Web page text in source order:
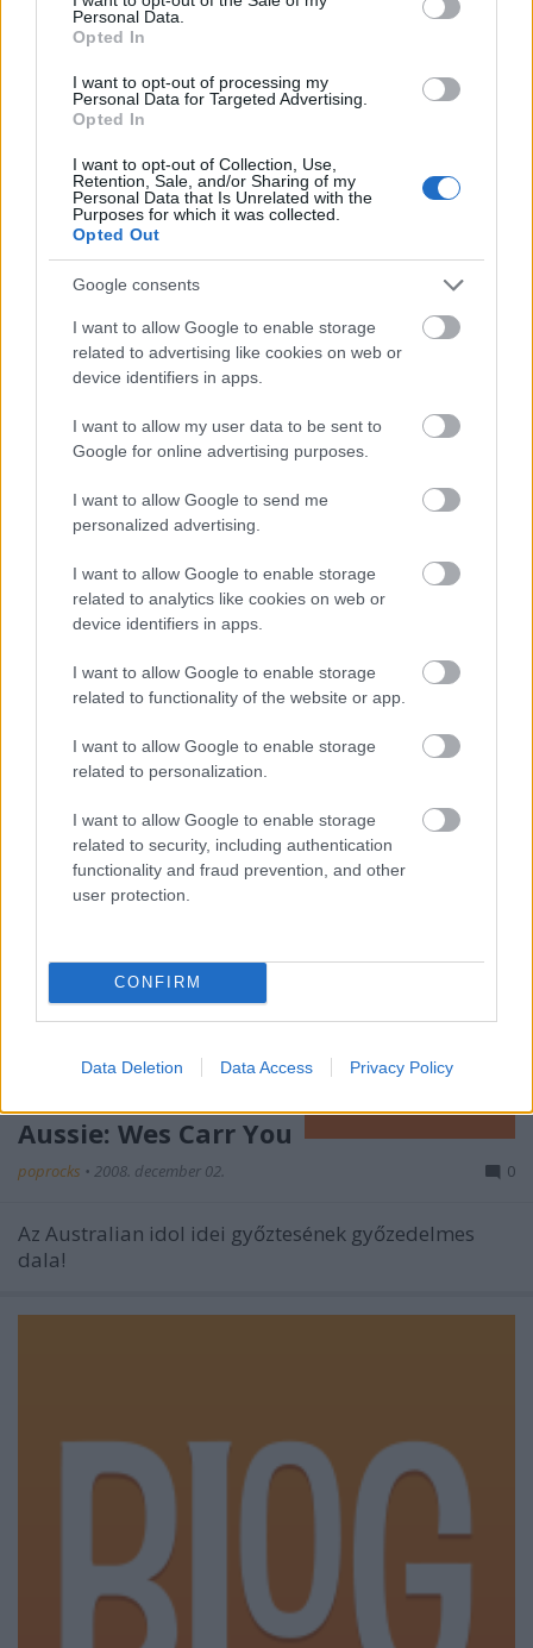
Personal Data.
Opted In
I want to opt-out of processing my
Personal Data for Targeted Advertising.
Opted In
I want to opt-out of Collection, Use,
Retention, Sale, and/or Sharing of my
Personal Data that Is Unrelated with the
Purposes for which it was collected.
Opted Out
Google consents
I want to allow Google to enable storage
related to advertising like cookies on web or
device identifiers in apps.
I want to allow my user data to be sent to
Google for online advertising purposes.
I want to allow Google to send me
personalized advertising.
I want to allow Google to enable storage
related to analytics like cookies on web or
device identifiers in apps.
I want to allow Google to enable storage
related to functionality of the website or app.
I want to allow Google to enable storage
related to personalization.
I want to allow Google to enable storage
related to security, including authentication
functionality and fraud prevention, and other
user protection.
CONFIRM
Data Deletion Data Access Privacy Policy
poprocks•2009. január 19.
Nah, eljutottam oda, hogy új zenét is hallgassak,
ennek egyrészt nagyon örülök, másfelől pedig
elkeserítő, hogy milyen szinten le vagyok maradva!
Egy csomagba összeszedtem mindent ami
mostanában bejön, persze került bele 1-2 aussie
alkotás is, mert ez nálam csak természetes:)Enjoy1.…
Aussie aussie aussie OY OY OY!
Australia kritika!
poprocks•2008. december 30.
Mit kaptunk idáig az ausztráloktól? Nicole Kidmant,
Crocodile Dundee-t, az Ac/Dc-t Mel Gibsont, és még
sorolhatnám. 1996-ban megismerhettük Baz
Luhrmann rendezőt is, és az ő sajátos képi világát
melyet a Romeó és Júliában követett el. Idén pedig
megkaptuk tőle…
Aussie: Wes Carr You
poprocks • 2008. december 02. 0
Az Australian idol idei győztesének győzedelmes
dala!